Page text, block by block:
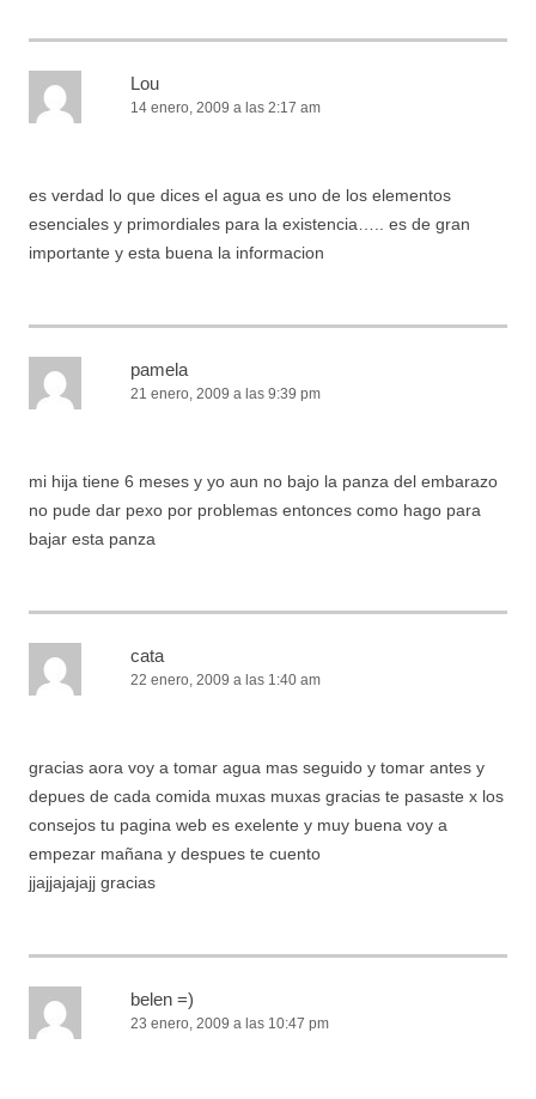
Lou
14 enero, 2009 a las 2:17 am
es verdad lo que dices el agua es uno de los elementos
esenciales y primordiales para la existencia….. es de gran
importante y esta buena la informacion
pamela
21 enero, 2009 a las 9:39 pm
mi hija tiene 6 meses y yo aun no bajo la panza del embarazo
no pude dar pexo por problemas entonces como hago para
bajar esta panza
cata
22 enero, 2009 a las 1:40 am
gracias aora voy a tomar agua mas seguido y tomar antes y
depues de cada comida muxas muxas gracias te pasaste x los
consejos tu pagina web es exelente y muy buena voy a
empezar mañana y despues te cuento
jjajjajajajj gracias
belen =)
23 enero, 2009 a las 10:47 pm